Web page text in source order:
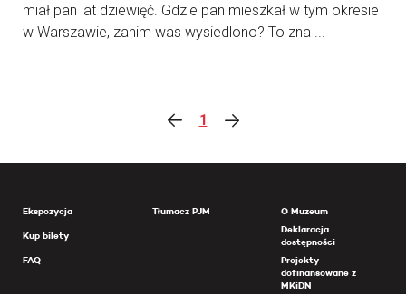
miał pan lat dziewięć. Gdzie pan mieszkał w tym okresie
w Warszawie, zanim was wysiedlono? To zna ...
1
Ekspozycja
Kup bilety
FAQ
Tłumacz PJM
O Muzeum
Deklaracja
dostępności
Projekty
dofinansowane z
MKiDN